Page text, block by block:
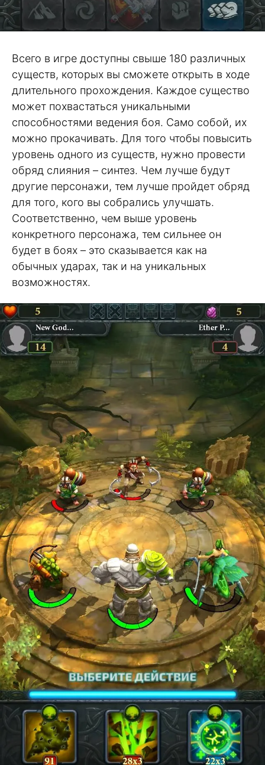
Всего в игре доступны свыше 180 различных
существ, которых вы сможете открыть в ходе
длительного прохождения. Каждое существо
может похвастаться уникальными
способностями ведения боя. Само собой, их
можно прокачивать. Для того чтобы повысить
уровень одного из существ, нужно провести
обряд слияния – синтез. Чем лучше будут
другие персонажи, тем лучше пройдет обряд
для того, кого вы собрались улучшать.
Соответственно, чем выше уровень
конкретного персонажа, тем сильнее он
будет в боях – это сказывается как на
обычных ударах, так и на уникальных
возможностях.